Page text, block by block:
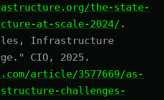
the-state-
at-scale-2024/ .
Infrastructure
CIO, 2025.
article/3577669/as-
challenges-